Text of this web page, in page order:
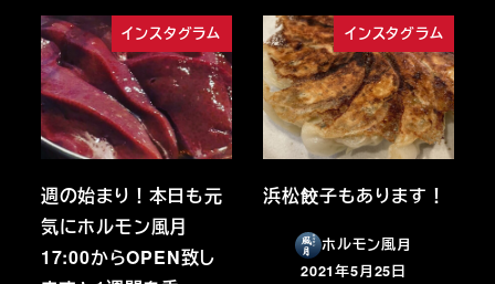
インスタグラム
週の始まり！本日も元
気にホルモン風月
17:00からOPEN致し
インスタグラム
浜松餃子もあります！
ホルモン風月
2021年5月25日